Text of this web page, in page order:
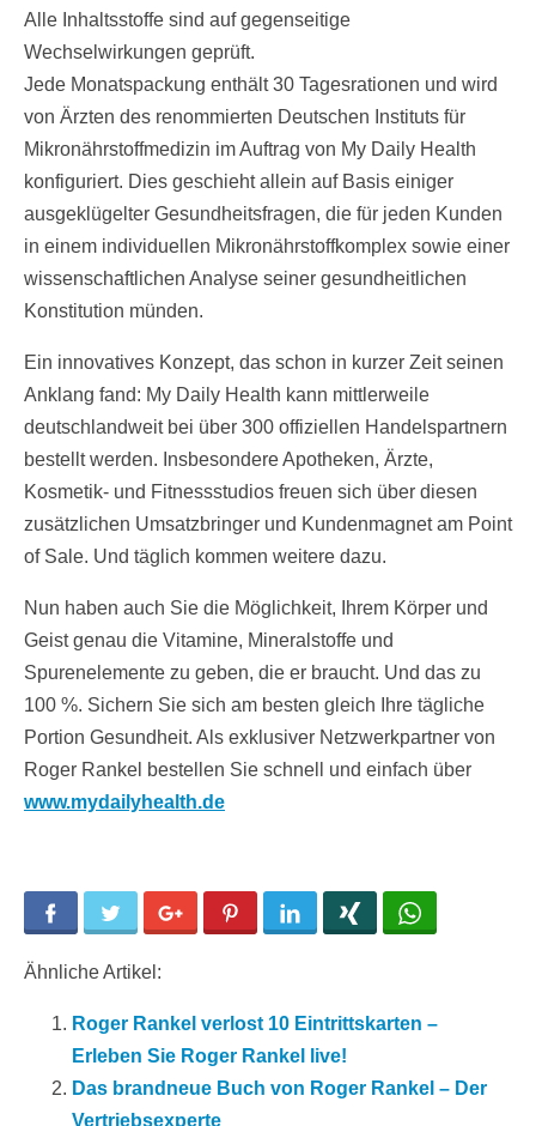
Alle Inhaltsstoffe sind auf gegenseitige
Wechselwirkungen geprüft.
Jede Monatspackung enthält 30 Tagesrationen und wird
von Ärzten des renommierten Deutschen Instituts für
Mikronährstoffmedizin im Auftrag von My Daily Health
konfiguriert. Dies geschieht allein auf Basis einiger
ausgeklügelter Gesundheitsfragen, die für jeden Kunden
in einem individuellen Mikronährstoffkomplex sowie einer
wissenschaftlichen Analyse seiner gesundheitlichen
Konstitution münden.
Ein innovatives Konzept, das schon in kurzer Zeit seinen
Anklang fand: My Daily Health kann mittlerweile
deutschlandweit bei über 300 offiziellen Handelspartnern
bestellt werden. Insbesondere Apotheken, Ärzte,
Kosmetik- und Fitnessstudios freuen sich über diesen
zusätzlichen Umsatzbringer und Kundenmagnet am Point
of Sale. Und täglich kommen weitere dazu.
Nun haben auch Sie die Möglichkeit, Ihrem Körper und
Geist genau die Vitamine, Mineralstoffe und
Spurenelemente zu geben, die er braucht. Und das zu
100 %. Sichern Sie sich am besten gleich Ihre tägliche
Portion Gesundheit. Als exklusiver Netzwerkpartner von
Roger Rankel bestellen Sie schnell und einfach über
www.mydailyhealth.de
Facebook Twitter Google+ Pinterest LinkedIn
Ähnliche Artikel:
Roger Rankel verlost 10 Eintrittskarten –
Erleben Sie Roger Rankel live!
Das brandneue Buch von Roger Rankel – Der
Vertriebsexperte